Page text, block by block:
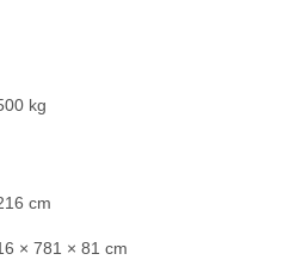
kg
cm
× 781 × 81 cm